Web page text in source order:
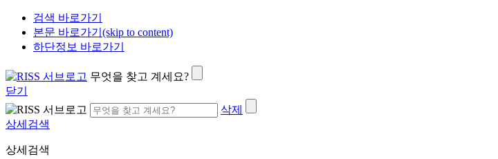
검색 바로가기
본문 바로가기(skip to content)
하단정보 바로가기
무엇을 찾고 계세요?
닫기
삭제
상세검색
상세검색